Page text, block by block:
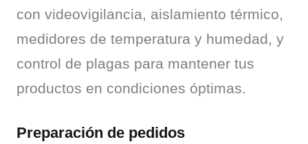
con videovigilancia, aislamiento térmico,
medidores de temperatura y humedad, y
control de plagas para mantener tus
productos en condiciones óptimas.
Preparación de pedidos